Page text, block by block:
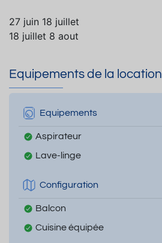
27 juin 18 juillet
18 juillet 8 aout
Equipements de la location
Equipements
Aspirateur
Lave-linge
Configuration
Balcon
Cuisine équipée